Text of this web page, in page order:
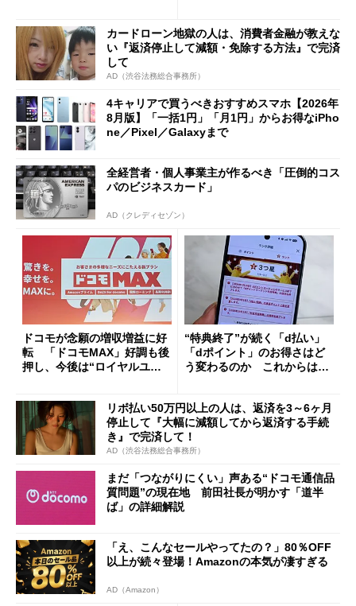
も
カードローン地獄の人は、消費者金融が教えな
い『返済停止して減額・免除する方法』で完済
して
AD（渋谷法務総合事務所）
4キャリアで買うべきおすすめスマホ【2026年
8月版】「一括1円」「月1円」からお得なiPho
ne／Pixel／Galaxyまで
全経営者・個人事業主が作るべき「圧倒的コス
パのビジネスカード」
AD（クレディセゾン）
ドコモが念願の増収増益に好
転 「ドコモMAX」好調も後
押し、今後は“ロイヤルユー
“特典終了”が続く「d払い」
「dポイント」のお得さはど
う変わるのか これからは
リボ払い50万円以上の人は、返済を3～6ヶ月
停止して『大幅に減額してから返済する手続
き』で完済して！
AD（渋谷法務総合事務所）
まだ「つながりにくい」声ある“ドコモ通信品
質問題”の現在地 前田社長が明かす「道半
ば」の詳細解説
「え、こんなセールやってたの？」80％OFF
以上が続々登場！Amazonの本気が凄すぎる
AD（Amazon）